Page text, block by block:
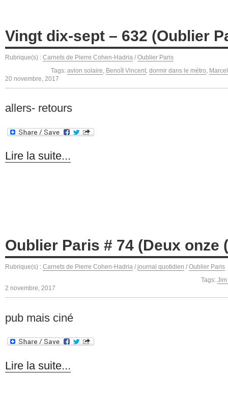
Vingt dix-sept – 632 (Oublier
Rubrique(s) : Carnets de Pierre Cohen-Hadria / Oublier Paris
Tags: avion solaire Benoît Vincent dormir dans le métro
20 novembre, 2017
allers- retours
Lire la suite...
Oublier Paris # 74 (Deux onze
Rubrique(s) : Carnets de Pierre Cohen-Hadria / journal quotidien / Oublier Paris
Tags:
2 novembre, 2017
pub mais ciné
Lire la suite...